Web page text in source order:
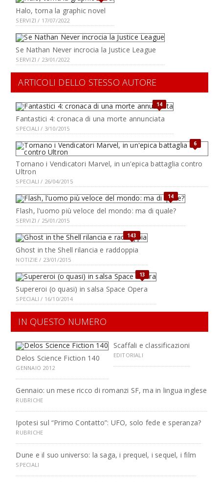
Halo, torna la graphic novel
SERVIZI / 17/07/2022
Se Nathan Never incrocia la Justice League
SERVIZI / 23/01/2022
ARTICOLI DELLO STESSO AUTORE
14
Fantastici 4: cronaca di una morte annunciata
SPECIALI / 3/10/2015
6
Tornano i Vendicatori Marvel, in un'epica battaglia contro
Ultron
SPECIALI / 26/04/2015
14
Flash, l'uomo più veloce del mondo: ma di quale?
SERVIZI / 25/01/2015
143
Ghost in the Shell rilancia e raddoppia
NOTIZIE / 23/01/2015
13
Supereroi (o quasi) in salsa Space Opera
SPECIALI / 16/10/2014
IN QUESTO NUMERO
Delos Science Fiction 140
GENNAIO 2012
Scaffali e classificazioni
EDITORIALI
Gennaio: un mese ricco di romanzi SF, ma in lingua inglese
RUBRICHE
Ipotesi sul “Primo Contatto”: UFO, solo fede e speranza?
RUBRICHE
Dune e il suo universo: la saga, i prequel, i sequel, i film
SPECIALI